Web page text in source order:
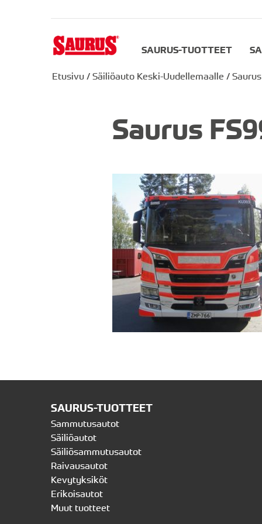
SAURUS-TUOTTEET
Etusivu / Säiliöauto Keski-Uudellemaalle /
Saurus
SAURUS-TUOTTEET
Sammutusautot
Säiliöautot
Säiliösammutusautot
Raivausautot
Kevytyksiköt
Erikoisautot
Muut tuotteet